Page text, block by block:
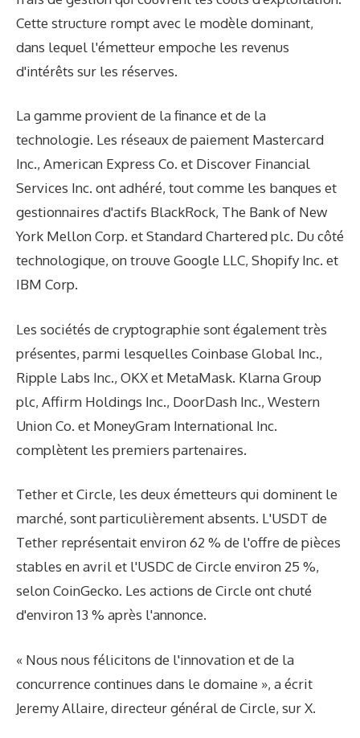
Cette structure rompt avec le modèle dominant,
dans lequel l'émetteur empoche les revenus
d'intérêts sur les réserves.
La gamme provient de la finance et de la
technologie. Les réseaux de paiement Mastercard
Inc., American Express Co. et Discover Financial
Services Inc. ont adhéré, tout comme les banques et
gestionnaires d'actifs BlackRock, The Bank of New
York Mellon Corp. et Standard Chartered plc. Du côté
technologique, on trouve Google LLC, Shopify Inc. et
IBM Corp.
Les sociétés de cryptographie sont également très
présentes, parmi lesquelles Coinbase Global Inc.,
Ripple Labs Inc., OKX et MetaMask. Klarna Group
plc, Affirm Holdings Inc., DoorDash Inc., Western
Union Co. et MoneyGram International Inc.
complètent les premiers partenaires.
Tether et Circle, les deux émetteurs qui dominent le
marché, sont particulièrement absents. L'USDT de
Tether représentait environ 62 % de l'offre de pièces
stables en avril et l'USDC de Circle environ 25 %,
selon CoinGecko. Les actions de Circle ont chuté
d'environ 13 % après l'annonce.
« Nous nous félicitons de l'innovation et de la
concurrence continues dans le domaine », a écrit
Jeremy Allaire, directeur général de Circle, sur X.